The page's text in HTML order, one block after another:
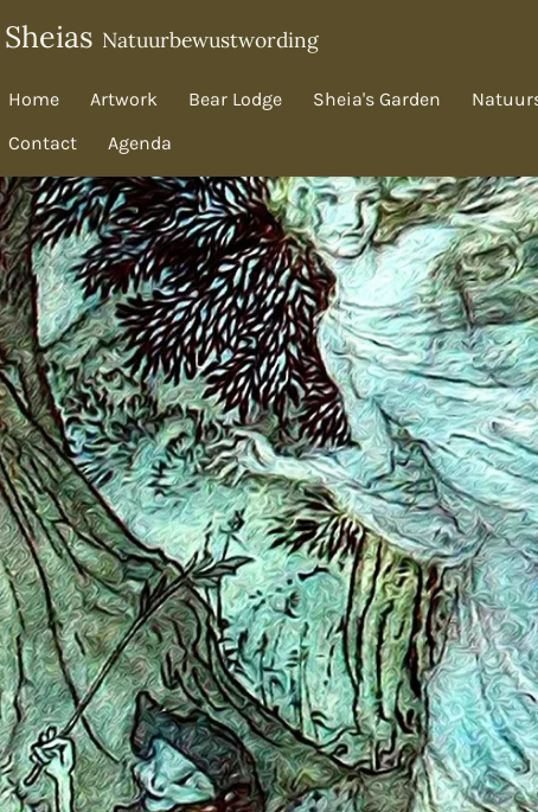
Sheias Natuurbewustwording
Home Artwork Bear Lodge Sheia's Garden
Contact
Agenda